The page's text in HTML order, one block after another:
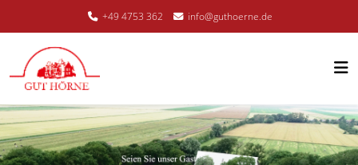
+49 4753 362 info@guthoerne.de